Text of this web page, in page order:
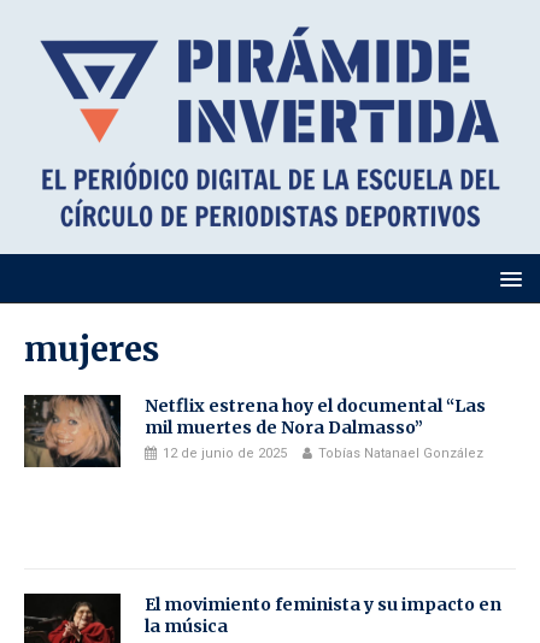
mujeres
Netflix estrena hoy el documental “Las
mil muertes de Nora Dalmasso”
12 de junio de 2025 Tobías Natanael González
El movimiento feminista y su impacto en
la música